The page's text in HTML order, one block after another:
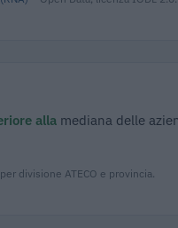
alla mediana delle
divisione ATECO e provincia.